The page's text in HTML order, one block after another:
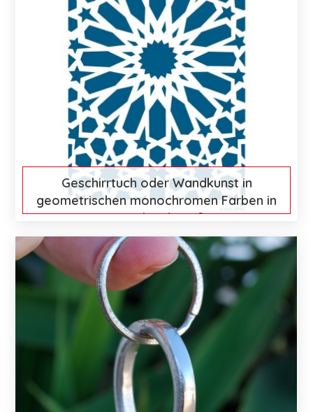
Geschirrtuch oder Wandkunst in
geometrischen monochromen Farben in
Petrol und Weiß
€ 15 Mehr entdecken